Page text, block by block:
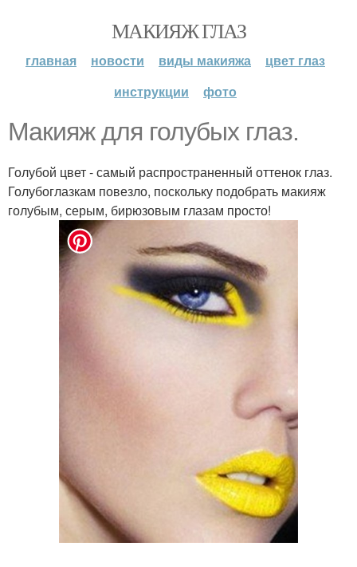
МАКИЯЖ ГЛАЗ
главная новости виды макияжа
цвет глаз
инструкции
фото
Макияж для голубых глаз.
Голубой цвет - самый распространенный оттенок глаз.
Голубоглазкам повезло, поскольку подобрать макияж
голубым, серым, бирюзовым глазам просто!